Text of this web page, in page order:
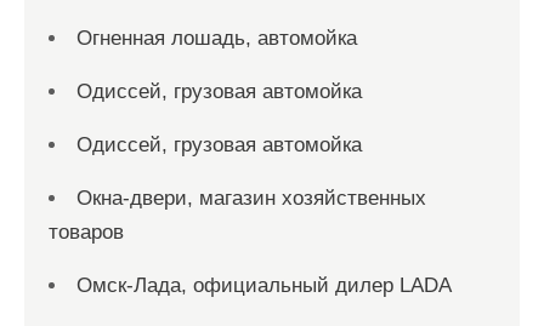
Огненная лошадь, автомойка
Одиссей, грузовая автомойка
Одиссей, грузовая автомойка
Окна-двери, магазин хозяйственных
товаров
Омск-Лада, официальный дилер LADA